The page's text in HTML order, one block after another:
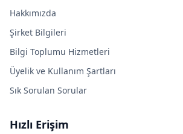
Hakkımızda
Şirket Bilgileri
Bilgi Toplumu Hizmetleri
Üyelik ve Kullanım Şartları
Sık Sorulan Sorular
Hızlı Erişim